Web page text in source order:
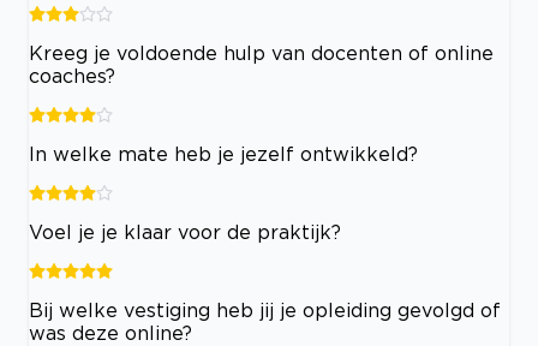
Kreeg je voldoende hulp van docenten of online
coaches?
In welke mate heb je jezelf ontwikkeld?
Voel je je klaar voor de praktijk?
Bij welke vestiging heb jij je opleiding gevolgd of
was deze online?